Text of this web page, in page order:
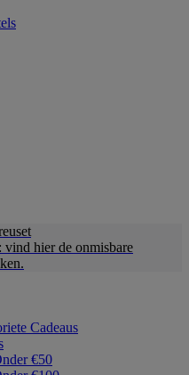
vind hier de onmisbare
Cadeaus
€50